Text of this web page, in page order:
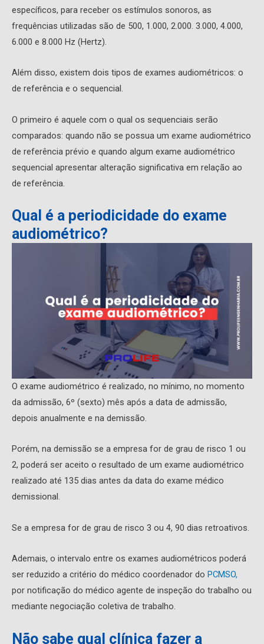
específicos, para receber os estímulos sonoros, as
frequências utilizadas são de 500, 1.000, 2.000. 3.000, 4.000,
6.000 e 8.000 Hz (Hertz).
Além disso, existem dois tipos de exames audiométricos: o
de referência e o sequencial.
O primeiro é aquele com o qual os sequenciais serão
comparados: quando não se possua um exame audiométrico
de referência prévio e quando algum exame audiométrico
sequencial apresentar alteração significativa em relação ao
de referência.
Qual é a periodicidade do exame
audiométrico?
O exame audiométrico é realizado, no mínimo, no momento
da admissão, 6º (sexto) mês após a data de admissão,
depois anualmente e na demissão.
Porém, na demissão se a empresa for de grau de risco 1 ou
2, poderá ser aceito o resultado de um exame audiométrico
realizado até 135 dias antes da data do exame médico
demissional.
Se a empresa for de grau de risco 3 ou 4, 90 dias retroativos.
Ademais, o intervalo entre os exames audiométricos poderá
ser reduzido a critério do médico coordenador do PCMSO,
por notificação do médico agente de inspeção do trabalho ou
mediante negociação coletiva de trabalho.
Não sabe qual clínica fazer a